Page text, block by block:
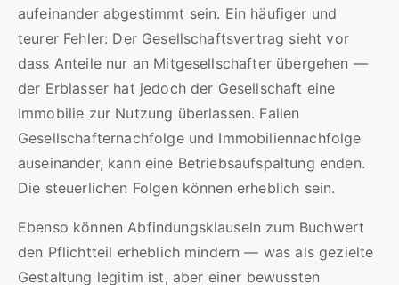
aufeinander abgestimmt sein. Ein häufiger und
teurer Fehler: Der Gesellschaftsvertrag sieht vor
dass Anteile nur an Mitgesellschafter übergehen —
der Erblasser hat jedoch der Gesellschaft eine
Immobilie zur Nutzung überlassen. Fallen
Gesellschafternachfolge und Immobiliennachfolge
auseinander, kann eine Betriebsaufspaltung enden.
Die steuerlichen Folgen können erheblich sein.
Ebenso können Abfindungsklauseln zum Buchwert
den Pflichtteil erheblich mindern — was als gezielte
Gestaltung legitim ist, aber einer bewussten